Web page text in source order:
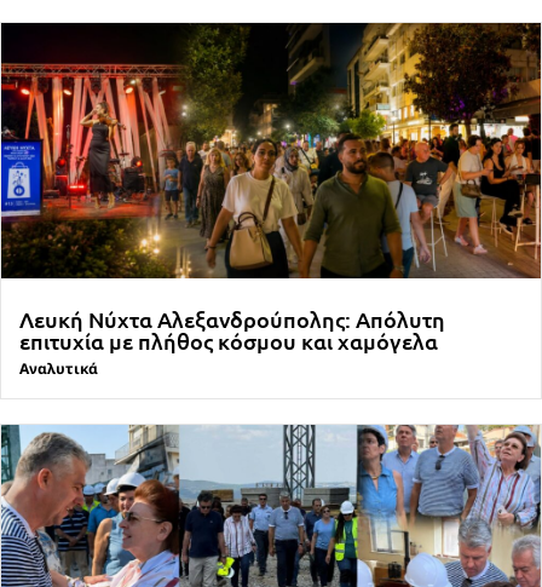
Λευκή Νύχτα Αλεξανδρούπολης: Απόλυτη
επιτυχία με πλήθος κόσμου και χαμόγελα
Αναλυτικά